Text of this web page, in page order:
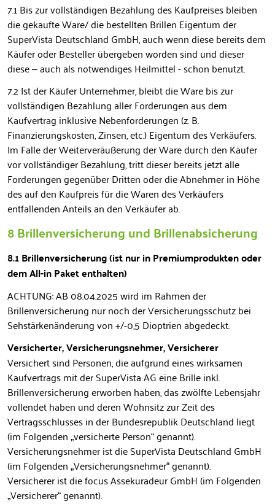
7.1 Bis zur vollständigen Bezahlung des Kaufpreises bleiben
die gekaufte Ware/ die bestellten Brillen Eigentum der
SuperVista Deutschland GmbH, auch wenn diese bereits dem
Käufer oder Besteller übergeben worden sind und dieser
diese – auch als notwendiges Heilmittel - schon benutzt.
7.2 Ist der Käufer Unternehmer, bleibt die Ware bis zur
vollständigen Bezahlung aller Forderungen aus dem
Kaufvertrag inklusive Nebenforderungen (z. B.
Finanzierungskosten, Zinsen, etc.) Eigentum des Verkäufers.
Im Falle der Weiterveräußerung der Ware durch den Käufer
vor vollständiger Bezahlung, tritt dieser bereits jetzt alle
Forderungen gegenüber Dritten oder die Abnehmer in Höhe
des auf den Kaufpreis für die Waren des Verkäufers
entfallenden Anteils an den Verkäufer ab.
8 Brillenversicherung und Brillenabsicherung
8.1 Brillenversicherung (ist nur in Premiumprodukten oder
dem All-in Paket enthalten)
ACHTUNG: AB 08.04.2025 wird im Rahmen der
Brillenversicherung nur noch der Versicherungsschutz bei
Sehstärkenänderung von +/-0,5 Dioptrien abgedeckt.
Versicherter, Versicherungsnehmer, Versicherer
Versichert sind Personen, die aufgrund eines wirksamen
Kaufvertrags mit der SuperVista AG eine Brille inkl.
Brillenversicherung erworben haben, das zwölfte Lebensjahr
vollendet haben und deren Wohnsitz zur Zeit des
Vertragsschlusses in der Bundesrepublik Deutschland liegt
(im Folgenden „versicherte Person“ genannt).
Versicherungsnehmer ist die SuperVista Deutschland GmbH
(im Folgenden „Versicherungsnehmer“ genannt).
Versicherer ist die focus Assekuradeur GmbH (im Folgenden
„Versicherer“ genannt).